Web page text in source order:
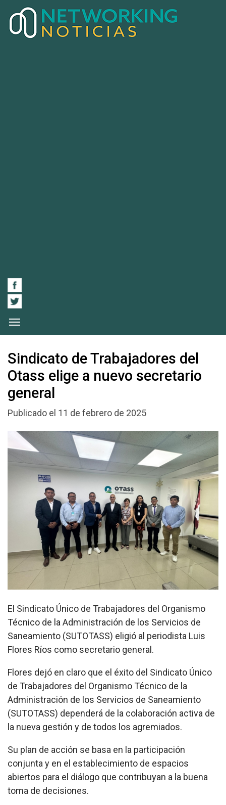
Sindicato de Trabajadores del
Otass elige a nuevo secretario
general
Publicado el 11 de febrero de 2025
El Sindicato Único de Trabajadores del Organismo
Técnico de la Administración de los Servicios de
Saneamiento (SUTOTASS) eligió al periodista Luis
Flores Ríos como secretario general.
Flores dejó en claro que el éxito del Sindicato Único
de Trabajadores del Organismo Técnico de la
Administración de los Servicios de Saneamiento
(SUTOTASS) dependerá de la colaboración activa de
la nueva gestión y de todos los agremiados.
Su plan de acción se basa en la participación
conjunta y en el establecimiento de espacios
abiertos para el diálogo que contribuyan a la buena
toma de decisiones.